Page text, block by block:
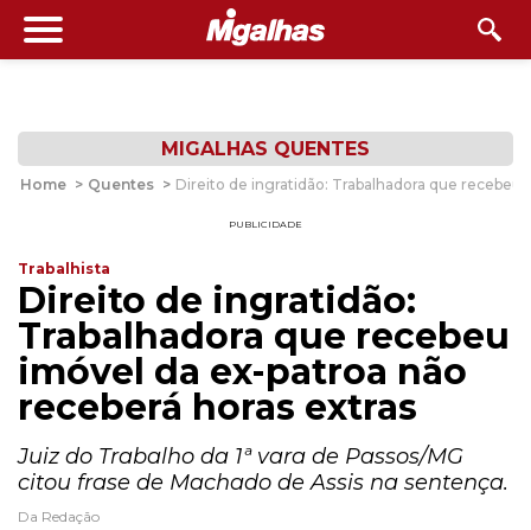
MIGALHAS QUENTES
Home > Quentes > Direito de ingratidão: Trabalhadora que recebeu
PUBLICIDADE
Trabalhista
Direito de ingratidão:
Trabalhadora que recebeu
imóvel da ex-patroa não
receberá horas extras
Juiz do Trabalho da 1ª vara de Passos/MG
citou frase de Machado de Assis na sentença.
Da Redação